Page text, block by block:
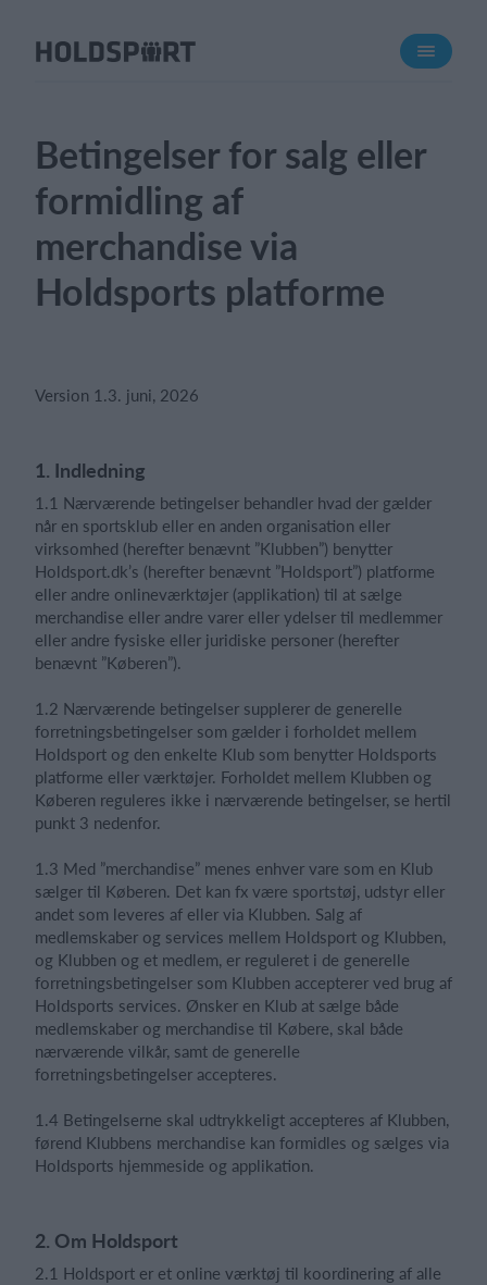
Om Holdsport
Karriere
Presseomtale
Funktioner
Kalender
Webshop
Hvad koster det?
Log på
Betingelser for salg eller
formidling af
merchandise via
Holdsports platforme
Version 1.3. juni, 2026
1. Indledning
1.1 Nærværende betingelser behandler hvad der gælder
når en sportsklub eller en anden organisation eller
virksomhed (herefter benævnt ”Klubben”) benytter
Holdsport.dk’s (herefter benævnt ”Holdsport”) platforme
eller andre onlineværktøjer (applikation) til at sælge
merchandise eller andre varer eller ydelser til medlemmer
eller andre fysiske eller juridiske personer (herefter
benævnt ”Køberen”).
1.2 Nærværende betingelser supplerer de generelle
forretningsbetingelser som gælder i forholdet mellem
Holdsport og den enkelte Klub som benytter Holdsports
platforme eller værktøjer. Forholdet mellem Klubben og
Køberen reguleres ikke i nærværende betingelser, se hertil
punkt 3 nedenfor.
1.3 Med ”merchandise” menes enhver vare som en Klub
sælger til Køberen. Det kan fx være sportstøj, udstyr eller
andet som leveres af eller via Klubben. Salg af
medlemskaber og services mellem Holdsport og Klubben,
og Klubben og et medlem, er reguleret i de generelle
forretningsbetingelser som Klubben accepterer ved brug af
Holdsports services. Ønsker en Klub at sælge både
medlemskaber og merchandise til Købere, skal både
nærværende vilkår, samt de generelle
forretningsbetingelser accepteres.
1.4 Betingelserne skal udtrykkeligt accepteres af Klubben,
førend Klubbens merchandise kan formidles og sælges via
Holdsports hjemmeside og applikation.
2. Om Holdsport
2.1 Holdsport er et online værktøj til koordinering af alle